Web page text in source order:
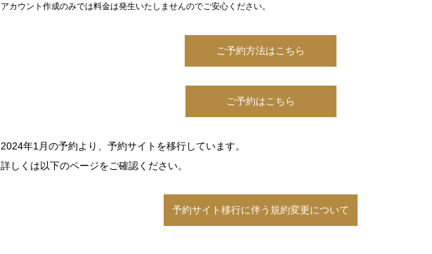
アカウント作成のみでは料金は発生いたしませんのでご安心ください。
ご予約方法はこちら
ご予約はこちら
2024年1月の予約より、予約サイトを移行しています。
詳しくは以下のページをご確認ください。
予約サイト移行に伴う規約変更について